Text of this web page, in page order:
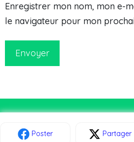
Poster Partager
Enregistrer mon nom, mon e-
le navigateur pour mon
Envoyer
L’équipe & Édito
Mentions